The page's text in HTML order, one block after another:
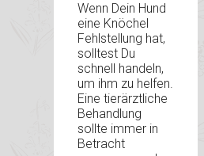
Wenn Dein Hund
eine Knöchel
Fehlstellung hat,
solltest Du
schnell handeln,
um ihm zu helfen.
Eine tierärztliche
Behandlung
sollte immer in
Betracht